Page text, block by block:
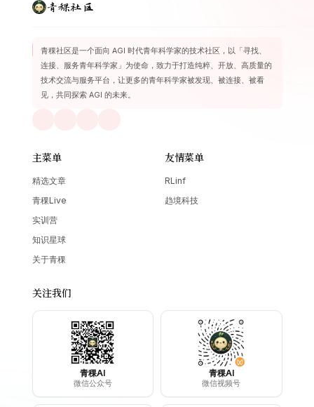
青稞社区
青稞社区是一个面向 AGI 时代青年科学家的技术社区，以「寻找、
连接、服务青年科学家」为使命，致力于打造纯粹、开放、高质量的
技术交流与服务平台，让更多的青年科学家被发现、被连接、被看
见，共同探索 AGI 的未来。
主菜单
精选文章
青稞Live
实训营
知识星球
关于青稞
友情菜单
RLinf
趋境科技
关注我们
青稞AI
微信公众号
青稞AI
微信视频号